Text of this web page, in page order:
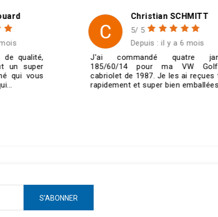
Christian SCHMITT
Depuis : il y a 6 mois
J'ai commandé quatre jantes
185/60/14 pour ma VW Golf 1
cabriolet de 1987. Je les ai reçues très
rapidement et super bien emballées....